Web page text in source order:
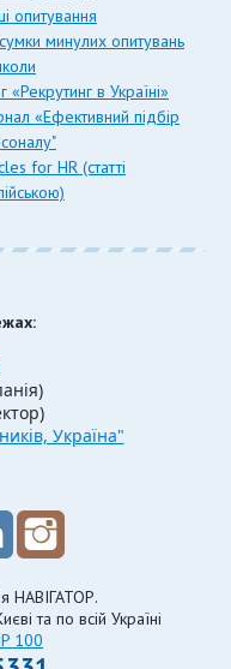
опитування
минулих опитувань
«Рекрутинг в Україні»
«Ефективний підбір
for HR (статті
Україна"
НАВІГАТОР.
та по всій Україні